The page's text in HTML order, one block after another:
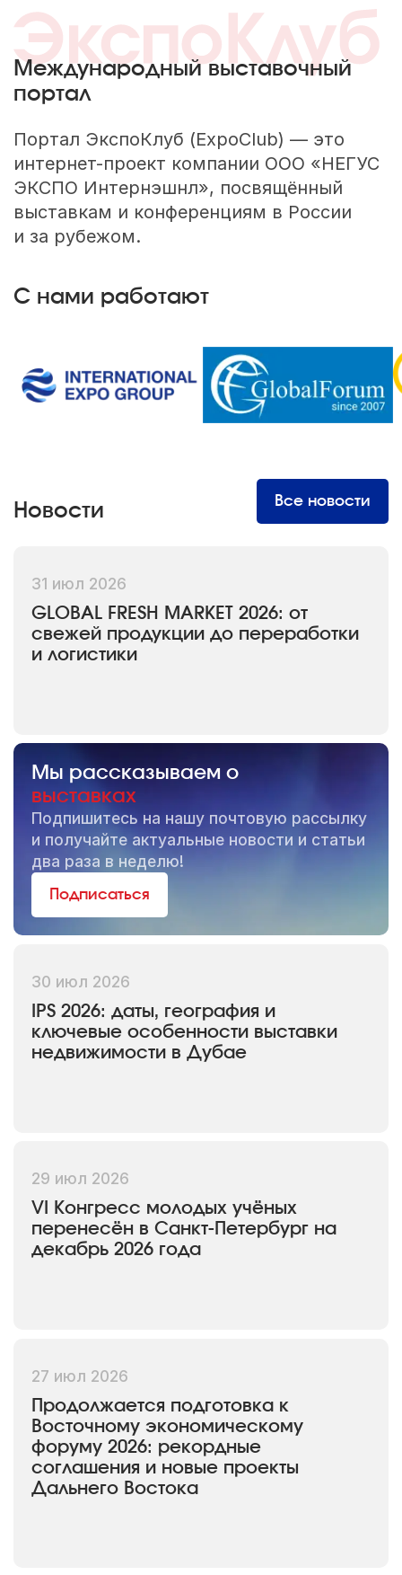
Международный выставочный
портал
Портал ЭкспоКлуб (ExpoClub) — это
интернет-проект компании ООО «НЕГУС
ЭКСПО Интернэшнл», посвящённый
выставкам и конференциям в России
и за рубежом.
С нами работают
Новости Все новости
31 июл 2026
GLOBAL FRESH MARKET 2026: от
свежей продукции до переработки
и логистики
30 июл 2026
IPS 2026: даты, география и
ключевые особенности выставки
недвижимости в Дубае
29 июл 2026
VI Конгресс молодых учёных
перенесён в Санкт-Петербург на
декабрь 2026 года
27 июл 2026
Продолжается подготовка к
Восточному экономическому
форуму 2026: рекордные
соглашения и новые проекты
Дальнего Востока
Мы рассказываем о
выставках
Подпишитесь на нашу почтовую рассылку
и получайте актуальные новости и статьи
два раза в неделю!
Подписаться